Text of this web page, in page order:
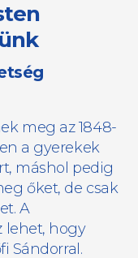
meg az 1848-
a gyerekek
máshol pedig
őket, de csak
A
lehet, hogy
Sándorral.